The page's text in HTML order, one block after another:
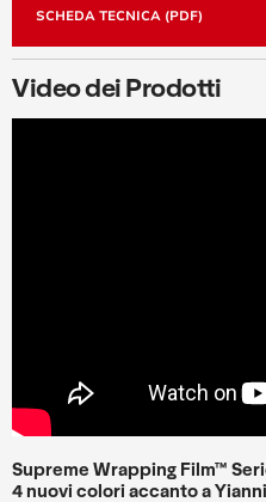
SCHEDA TECNICA (PDF)
Video dei Prodotti
Supreme Wrapping Film™
4 nuovi colori accanto a